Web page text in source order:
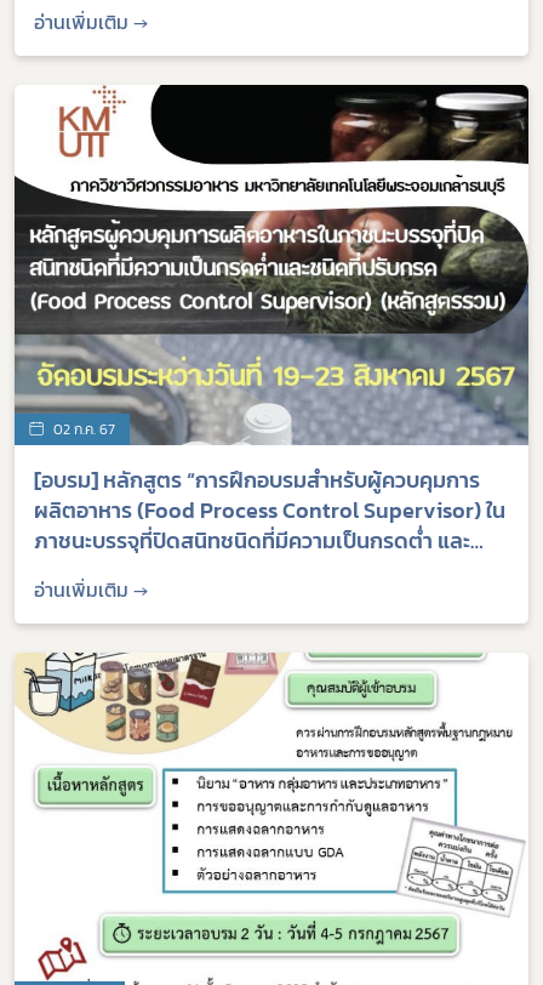
อ่านเพิ่มเติม →
02 ก.ค. 67
[อบรม] หลักสูตร “การฝึกอบรมสำหรับผู้ควบคุมการ
ผลิตอาหาร (Food Process Control Supervisor) ใน
ภาชนะบรรจุที่ปิดสนิทชนิดที่มีความเป็นกรดต่ำ และ
ชนิดที่ปรับกรด (หลักสูตรรวม)" 19 - 23 สิงหาคม 2567
อ่านเพิ่มเติม →